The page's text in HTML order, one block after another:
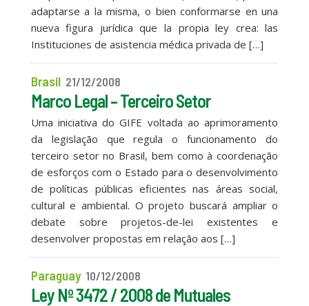
adaptarse a la misma, o bien conformarse en una
nueva figura jurídica que la propia ley crea: las
Instituciones de asistencia médica privada de […]
Brasil 21/12/2008
Marco Legal – Terceiro Setor
Uma iniciativa do GIFE voltada ao aprimoramento
da legislação que regula o funcionamento do
terceiro setor no Brasil, bem como à coordenação
de esforços com o Estado para o desenvolvimento
de políticas públicas eficientes nas áreas social,
cultural e ambiental. O projeto buscará ampliar o
debate sobre projetos-de-lei existentes e
desenvolver propostas em relação aos […]
Paraguay 10/12/2008
Ley Nº 3472 / 2008 de Mutuales